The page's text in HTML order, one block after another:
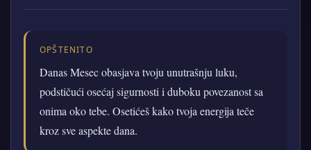
OPŠTENITO
Danas Mesec obasjava tvoju unutrašnju luku,
podstičući osećaj sigurnosti i duboku povezanost sa
onima oko tebe. Osetićeš kako tvoja energija teče
kroz sve aspekte dana.